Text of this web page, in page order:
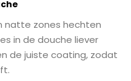
natte zones hechten
in de douche liever
de juiste coating, zodat